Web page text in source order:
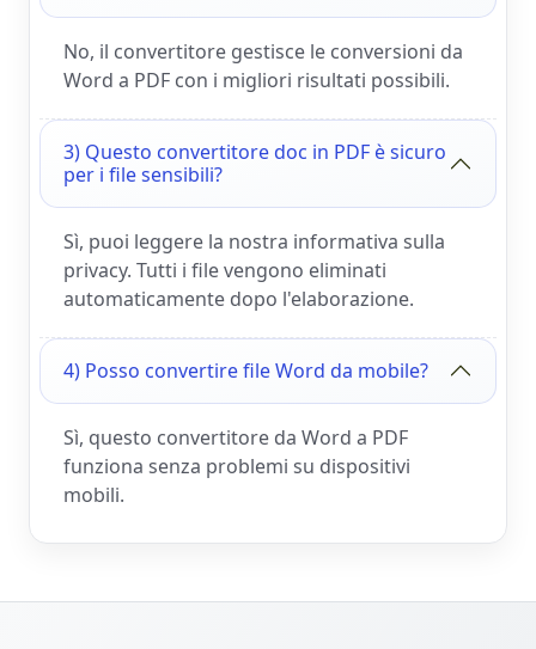
No, il convertitore gestisce le conversioni da
Word a PDF con i migliori risultati possibili.
3) Questo convertitore doc in PDF è sicuro
per i file sensibili?
Sì, puoi leggere la nostra informativa sulla
privacy. Tutti i file vengono eliminati
automaticamente dopo l'elaborazione.
4) Posso convertire file Word da mobile?
Sì, questo convertitore da Word a PDF
funziona senza problemi su dispositivi
mobili.